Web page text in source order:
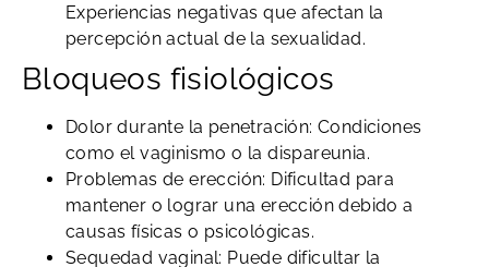
Experiencias negativas que afectan la
percepción actual de la sexualidad.
Bloqueos fisiológicos
Dolor durante la penetración: Condiciones
como el vaginismo o la dispareunia.
Problemas de erección: Dificultad para
mantener o lograr una erección debido a
causas físicas o psicológicas.
Sequedad vaginal: Puede dificultar la